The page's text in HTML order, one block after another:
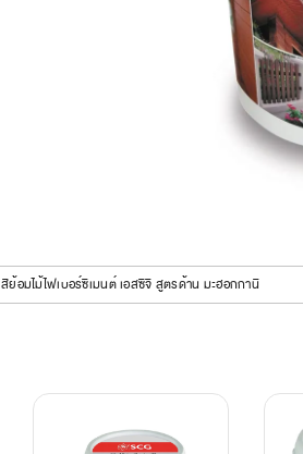
สีย้อมไม้ไฟเบอร์ซีเมนต์ เอสซีจี สูตรด้าน มะฮอกกานี